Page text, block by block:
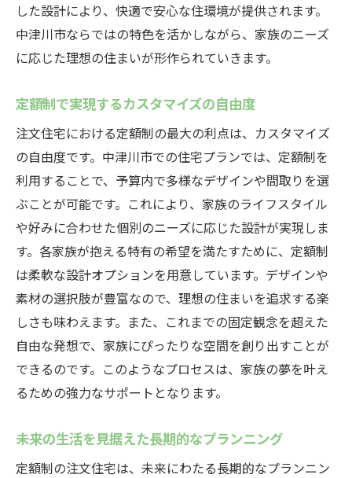
した設計により、快適で安心な住環境が提供されます。
中津川市ならではの特色を活かしながら、家族のニーズ
に応じた理想の住まいが形作られていきます。
定額制で実現するカスタマイズの自由度
注文住宅における定額制の最大の利点は、カスタマイズ
の自由度です。中津川市での住宅プランでは、定額制を
利用することで、予算内で多様なデザインや間取りを選
ぶことが可能です。これにより、家族のライフスタイル
や好みに合わせた個別のニーズに応じた設計が実現しま
す。各家族が抱える特有の希望を満たすために、定額制
は柔軟な設計オプションを用意しています。デザインや
素材の選択肢が豊富なので、理想の住まいを追求する楽
しさも味わえます。また、これまでの固定観念を超えた
自由な発想で、家族にぴったりな空間を創り出すことが
できるのです。このようなプロセスは、家族の夢を叶え
るための強力なサポートとなります。
未来の生活を見据えた長期的なプランニング
定額制の注文住宅は、未来にわたる長期的なプランニン